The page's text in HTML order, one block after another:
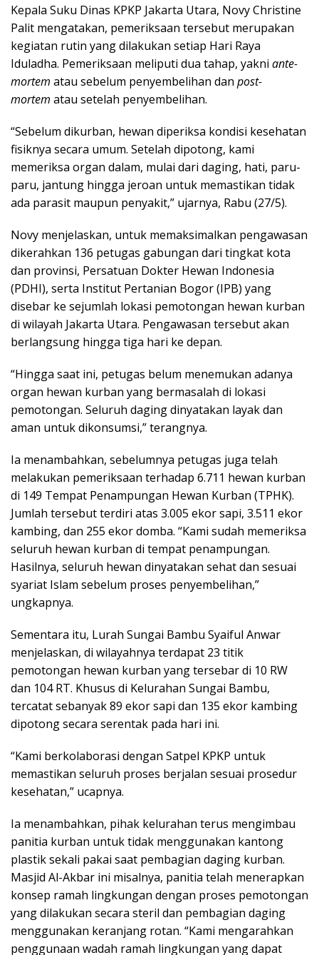
Kepala Suku Dinas KPKP Jakarta Utara, Novy Christine
Palit mengatakan, pemeriksaan tersebut merupakan
kegiatan rutin yang dilakukan setiap Hari Raya
Iduladha. Pemeriksaan meliputi dua tahap, yakni ante-
mortem atau sebelum penyembelihan dan post-
mortem atau setelah penyembelihan.
“Sebelum dikurban, hewan diperiksa kondisi kesehatan
fisiknya secara umum. Setelah dipotong, kami
memeriksa organ dalam, mulai dari daging, hati, paru-
paru, jantung hingga jeroan untuk memastikan tidak
ada parasit maupun penyakit,” ujarnya, Rabu (27/5).
Novy menjelaskan, untuk memaksimalkan pengawasan
dikerahkan 136 petugas gabungan dari tingkat kota
dan provinsi, Persatuan Dokter Hewan Indonesia
(PDHI), serta Institut Pertanian Bogor (IPB) yang
disebar ke sejumlah lokasi pemotongan hewan kurban
di wilayah Jakarta Utara. Pengawasan tersebut akan
berlangsung hingga tiga hari ke depan.
“Hingga saat ini, petugas belum menemukan adanya
organ hewan kurban yang bermasalah di lokasi
pemotongan. Seluruh daging dinyatakan layak dan
aman untuk dikonsumsi,” terangnya.
Ia menambahkan, sebelumnya petugas juga telah
melakukan pemeriksaan terhadap 6.711 hewan kurban
di 149 Tempat Penampungan Hewan Kurban (TPHK).
Jumlah tersebut terdiri atas 3.005 ekor sapi, 3.511 ekor
kambing, dan 255 ekor domba. “Kami sudah memeriksa
seluruh hewan kurban di tempat penampungan.
Hasilnya, seluruh hewan dinyatakan sehat dan sesuai
syariat Islam sebelum proses penyembelihan,”
ungkapnya.
Sementara itu, Lurah Sungai Bambu Syaiful Anwar
menjelaskan, di wilayahnya terdapat 23 titik
pemotongan hewan kurban yang tersebar di 10 RW
dan 104 RT. Khusus di Kelurahan Sungai Bambu,
tercatat sebanyak 89 ekor sapi dan 135 ekor kambing
dipotong secara serentak pada hari ini.
“Kami berkolaborasi dengan Satpel KPKP untuk
memastikan seluruh proses berjalan sesuai prosedur
kesehatan,” ucapnya.
Ia menambahkan, pihak kelurahan terus mengimbau
panitia kurban untuk tidak menggunakan kantong
plastik sekali pakai saat pembagian daging kurban.
Masjid Al-Akbar ini misalnya, panitia telah menerapkan
konsep ramah lingkungan dengan proses pemotongan
yang dilakukan secara steril dan pembagian daging
menggunakan keranjang rotan. “Kami mengarahkan
penggunaan wadah ramah lingkungan yang dapat